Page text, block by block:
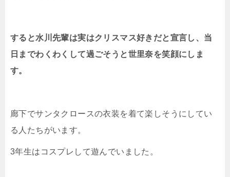
すると水川先輩は実はクリスマス好きだと宣言し、当
日までわくわくして過ごそうと世里奈を笑顔にしま
す。
廊下でサンタクロースの衣装を着て楽しそうにしてい
る人たちがいます。
3年生はコスプレして遊んでいました。